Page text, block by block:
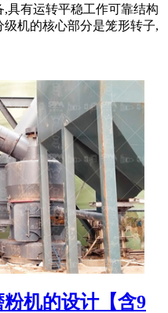
具有运转平稳工作可靠结构
机的核心部分是笼形转子,
机的设计【含9